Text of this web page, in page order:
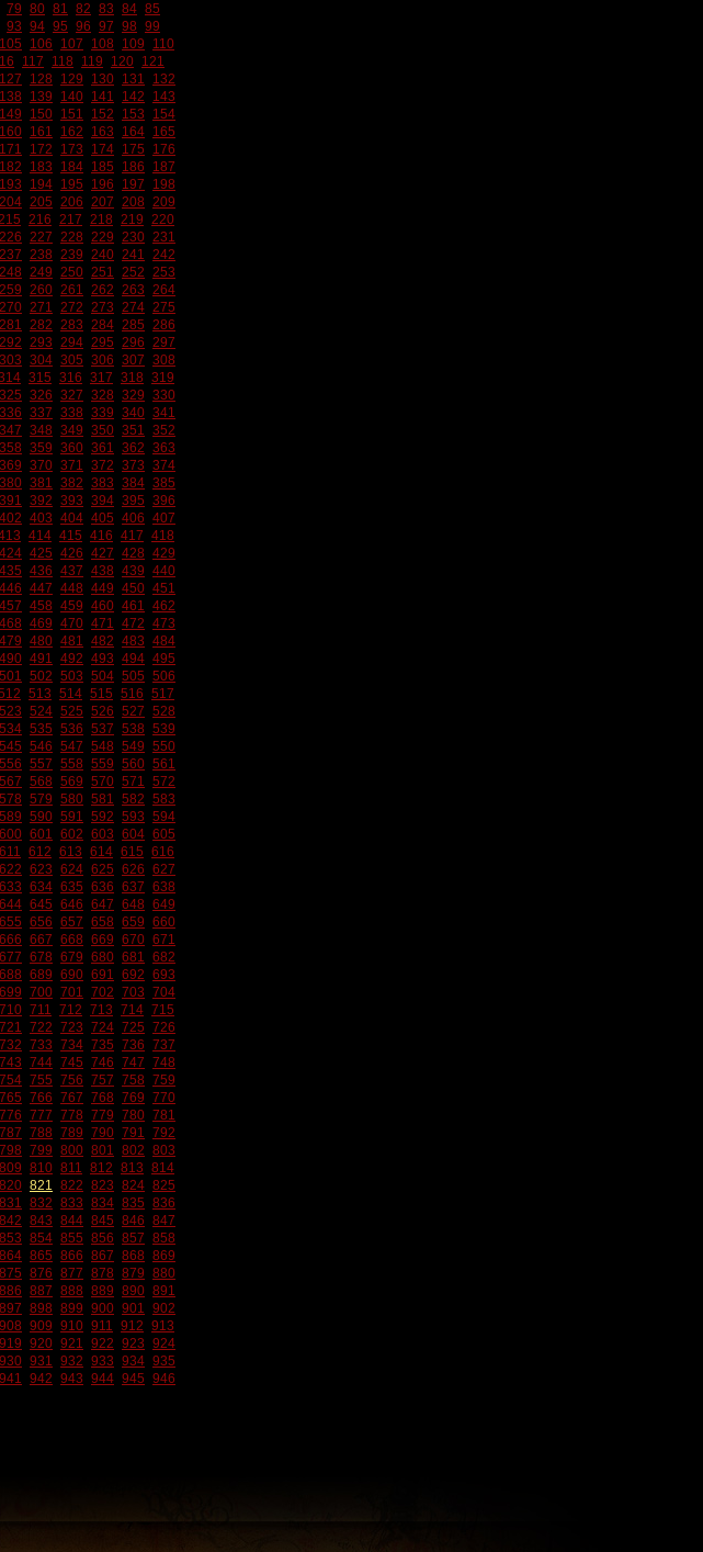
79 80 81 82 83 84 85
93 94 95 96 97 98 99
105 106 107 108 109
110
117 118 119 120 121
127 128 129 130 131
132
138 139 140 141 142
143
149 150 151 152 153
154
160 161 162 163 164 165
171 172 173 174 175
176
182 183 184 185 186
187
193 194 195 196 197
198
204 205 206 207 208 209
216 217 218 219 220
226 227 228 229 230 231
237 238 239 240 241 242
248 249 250 251 252 253
259 260 261 262 263 264
270 271 272 273 274 275
281 282 283 284 285 286
292 293 294 295 296 297
303 304 305 306 307 308
315 316 317 318 319
325 326 327 328 329 330
336 337 338 339 340 341
347 348 349 350 351 352
358 359 360 361 362 363
369 370 371 372 373 374
380 381 382 383 384 385
391 392 393 394 395 396
402 403 404 405 406 407
414 415 416 417 418
424 425 426 427 428 429
435 436 437 438 439 440
446 447 448 449 450 451
457 458 459 460 461 462
468 469 470 471 472 473
479 480 481 482 483 484
490 491 492 493 494 495
501 502 503 504 505 506
513 514 515 516 517
523 524 525 526 527 528
534 535 536 537 538 539
545 546 547 548 549 550
556 557 558 559 560 561
567 568 569 570 571 572
578 579 580 581 582 583
589 590 591 592 593 594
600 601 602 603 604 605
611 612 613 614 615 616
622 623 624 625 626 627
633 634 635 636 637 638
644 645 646 647 648 649
655 656 657 658 659 660
666 667 668 669 670 671
677 678 679 680 681 682
688 689 690 691 692 693
699 700 701 702 703 704
710 711 712 713 714 715
721 722 723 724 725 726
732 733 734 735 736 737
743 744 745 746 747 748
754 755 756 757 758 759
765 766 767 768 769 770
776 777 778 779 780 781
787 788 789 790 791 792
798 799 800 801 802 803
809 810 811 812 813 814
820 821 822 823 824 825
831 832 833 834 835 836
842 843 844 845 846 847
853 854 855 856 857 858
864 865 866 867 868 869
875 876 877 878 879 880
886 887 888 889 890 891
897 898 899 900 901 902
908 909 910 911 912 913
919 920 921 922 923 924
930 931 932 933 934 935
941 942 943 944 945 946